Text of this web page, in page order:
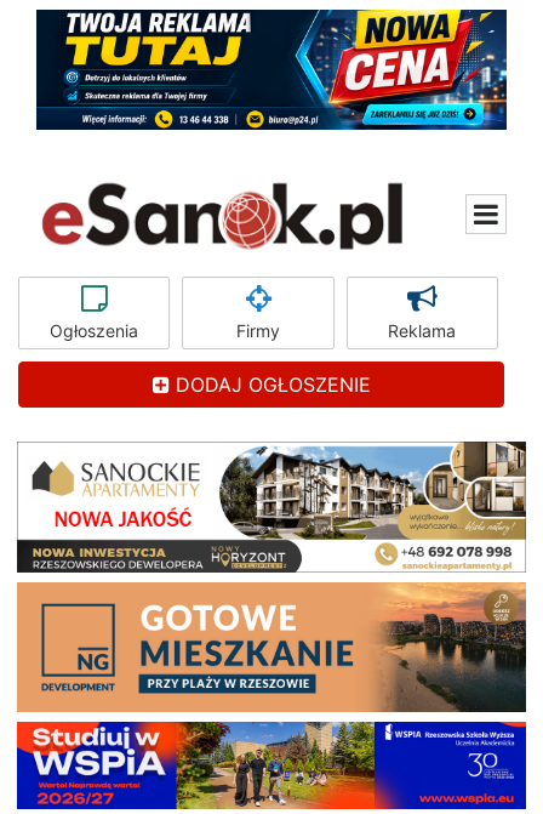
Ogłoszenia Firmy Reklama
DODAJ OGŁOSZENIE